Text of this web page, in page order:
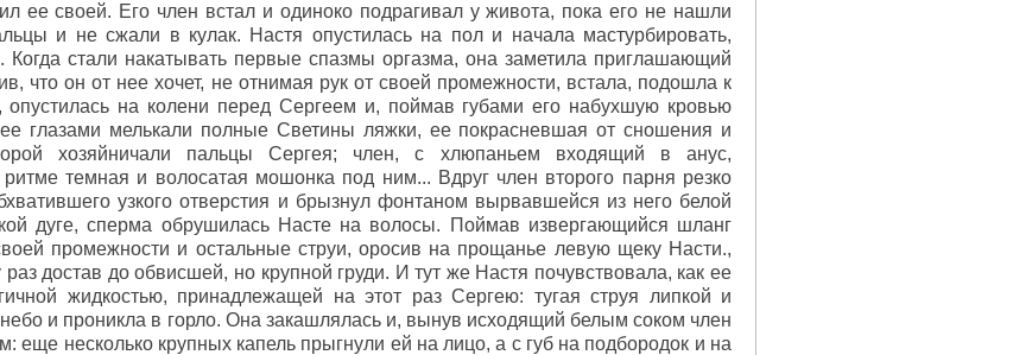
ее своей. Его член встал и одиноко подрагивал у живота, пока его не нашли
и не сжали в кулак. Настя опустилась на пол и начала мастурбировать,
стали накатывать первые спазмы оргазма, она заметила приглашающий
что он от нее хочет, не отнимая рук от своей промежности, встала, подошла к
на колени перед Сергеем и, поймав губами его набухшую кровью
глазами мелькали полные Светины ляжки, ее покрасневшая от сношения и
хозяйничали пальцы Сергея; член, с хлюпаньем входящий в анус,
темная и волосатая мошонка под ним... Вдруг член второго парня резко
узкого отверстия и брызнул фонтаном вырвавшейся из него белой
дуге, сперма обрушилась Насте на волосы. Поймав извергающийся шланг
промежности и остальные струи, оросив на прощанье левую щеку Насти.,
достав до обвисшей, но крупной груди. И тут же Настя почувствовала, как ее
жидкостью, принадлежащей на этот раз Сергею: тугая струя липкой и
и проникла в горло. Она закашлялась и, вынув исходящий белым соком член
еще несколько крупных капель прыгнули ей на лицо, а с губ на подбородок и на